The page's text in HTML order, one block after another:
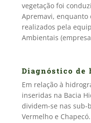
vegetação foi
Apremavi, enquanto
realizados pela
Ambientais
Diagnóstico de
Em relação à
inseridas na Bacia
dividem-se nas sub-
Vermelho e